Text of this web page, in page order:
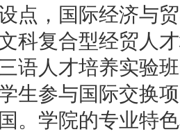
点，国际经济与
科复合型经贸人
语人才培养实验
生参与国际交换
。学院的专业特